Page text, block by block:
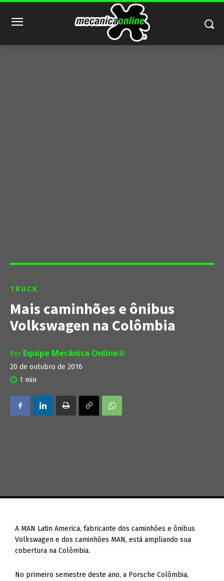
TRUCK
Mais caminhões e ônibus
Volkswagen na Colômbia
Por Equipe Mecânica Online®
20 de outubro de 2016
1 min
A MAN Latin America, fabricante dos caminhões e ônibus
Volkswagen e dos caminhões MAN, está ampliando sua
cobertura na Colômbia.
No primeiro semestre deste ano, a Porsche Colômbia,